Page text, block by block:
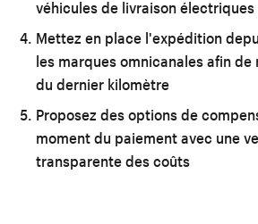
véhicules de livraison
Mettez en place l'expédition
les marques omnicanales afin
du dernier kilomètre
Proposez des options de
moment du paiement avec une
transparente des coûts